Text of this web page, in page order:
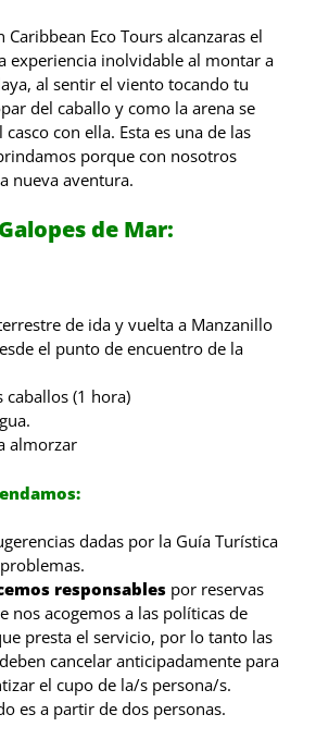
Eco Tours alcanzaras el
experiencia inolvidable al montar a
al sentir el viento tocando tu
del caballo y como la arena se
con ella. Esta es una de las
porque con nosotros
nueva aventura.
de Mar:
de ida y vuelta a Manzanillo
el punto de encuentro de la
caballos (1 hora)
almorzar
dadas por la Guía Turística
responsables por reservas
nos acogemos a las políticas de
presta el servicio, por lo tanto las
cancelar anticipadamente para
el cupo de la/s persona/s.
es a partir de dos personas.